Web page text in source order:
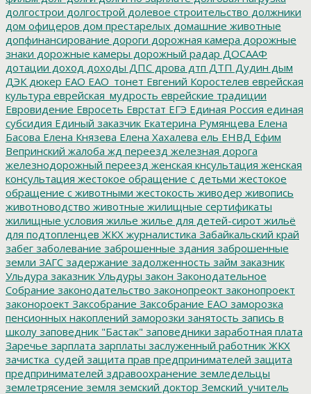
долгострои долгострой долевое строительство должники
дом офицеров дом престарелых домашние животные
допфинансирование дороги дорожная камера дорожные
знаки дорожные камеры дорожный радар ДОСААФ
дотации доход доходы ДПС дрова дтп ДТП Дудин дым
ДЭК дюкер ЕАО ЕАО_тонет Евгений Коростелев еврейская
культура еврейская_мудрость еврейские традиции
Евровидение Евросеть Еврстат ЕГЭ Единая Россия единая
субсидия Единый заказчик Екатерина Румянцева Елена
Басова Елена Князева Елена Хахалева ель ЕНВД Ефим
Вепринский жалоба жд переезд железная дорога
железнодорожный переезд женская кнсультация женская
консультация жестокое обращение с детьми жестокое
обращение с животными жестокость живодер живопись
животноводство животные жилищные сертификаты
жилищные условия жилье жилье для детей-сирот жильё
для подтопленцев ЖКХ журналистика Забайкальский край
забег заболевание заброшенные здания заброшенные
земли ЗАГС задержание задолженность займ заказник
Ульдура заказник Ульдуры закон Законодательное
Собрание законодательство законопреокт законопроект
законороект Заксобрание Заксобрание ЕАО заморозка
пенсионных накоплений заморозки занятость запись в
школу заповедник "Бастак" заповедники заработная плата
Заречье зарплата зарплаты заслуженный работник ЖКХ
зачистка_судей защита прав предпринимателей защита
предпринимателей здравоохранение земледельцы
землетрясение земля земский доктор Земский_учитель